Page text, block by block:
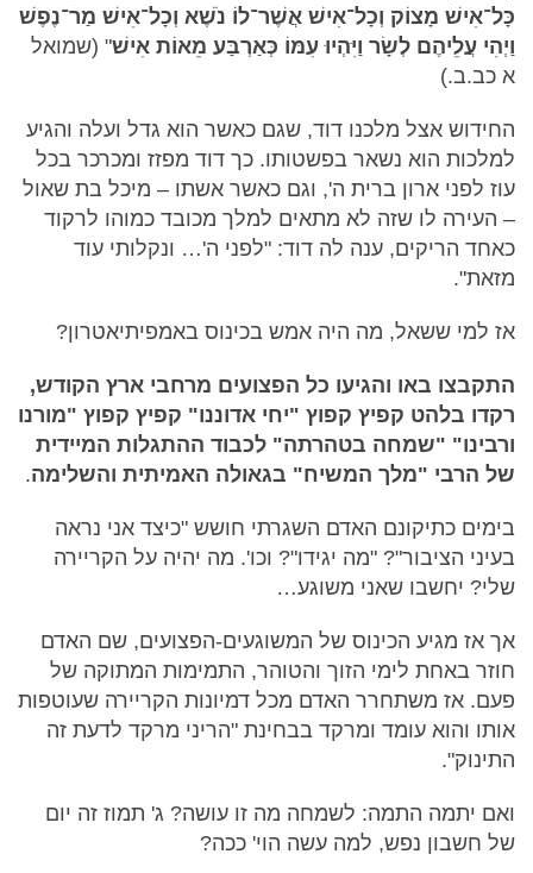
כָּל־אִישׁ מָצוֹק וְכָל־אִישׁ אֲשֶׁר־לוֹ נֹשֶׁא וְכָל־אִישׁ מַר־נֶפֶשׁ
וַיְהִי עֲלֵיהֶם לְשָׂר וַיִּהְיוּ עִמּוֹ כְּאַרְבַּע מֵאוֹת אִישׁ" (שמואל
א כב.ב.)
החידוש אצל מלכנו דוד, שגם כאשר הוא גדל ועלה והגיע
למלכות הוא נשאר בפשטותו. כך דוד מפזז ומכרכר בכל
עוז לפני ארון ברית ה', וגם כאשר אשתו – מיכל בת שאול
– העירה לו שזה לא מתאים למלך מכובד כמוהו לרקוד
כאחד הריקים, ענה לה דוד: "לפני ה'… ונקלותי עוד
מזאת".
אז למי ששאל, מה היה אמש בכינוס באמפיתיאטרון?
התקבצו באו והגיעו כל הפצועים מרחבי ארץ הקודש,
רקדו בלהט קפיץ קפוץ "יחי אדוננו" קפיץ קפוץ "מורנו
ורבינו" "שמחה בטהרתה" לכבוד ההתגלות המיידית
של הרבי "מלך המשיח" בגאולה האמיתית והשלימה.
בימים כתיקונם האדם השגרתי חושש "כיצד אני נראה
בעיני הציבור"? "מה יגידו"? וכו'. מה יהיה על הקריירה
שלי? יחשבו שאני משוגע…
אך אז מגיע הכינוס של המשוגעים-הפצועים, שם האדם
חוזר באחת לימי הזוך והטוהר, התמימות המתוקה של
פעם. אז משתחרר האדם מכל דמיונות הקריירה שעוטפות
אותו והוא עומד ומרקד בבחינת "הריני מרקד לדעת זה
התינוק".
ואם יתמה התמה: לשמחה מה זו עושה? ג' תמוז זה יום
של חשבון נפש, למה עשה הוי' ככה?